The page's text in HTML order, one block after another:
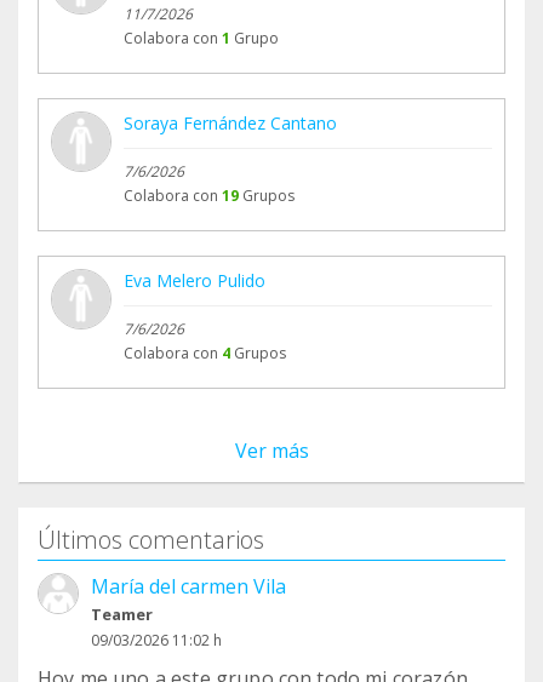
11/7/2026
Colabora con 1 Grupo
Soraya Fernández Cantano
7/6/2026
Colabora con 19 Grupos
Eva Melero Pulido
7/6/2026
Colabora con 4 Grupos
Ver más
Últimos comentarios
María del carmen Vila
Teamer
09/03/2026 11:02 h